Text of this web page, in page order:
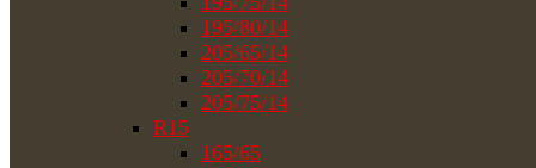
195/80/14
205/65/14
205/70/14
205/75/14
R15
165/65